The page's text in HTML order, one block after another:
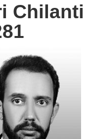
Por Dentro
Chilanti